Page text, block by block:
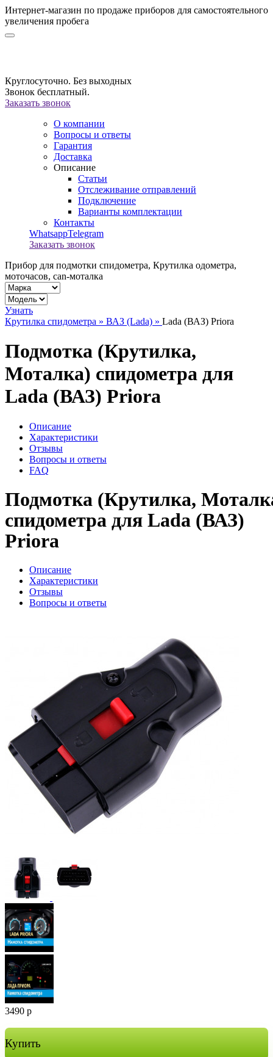
Интернет-магазин по продаже приборов для самостоятельного
увеличения пробега
Круглосуточно. Без выходных
Звонок бесплатный.
Заказать звонок
О компании
Вопросы и ответы
Гарантия
Доставка
Описание
Статьи
Отслеживание отправлений
Подключение
Варианты комплектации
Контакты
WhatsappTelegram
Заказать звонок
Прибор для подмотки спидометра, Крутилка одометра,
моточасов, can-моталка
Узнать
Крутилка спидометра » ВАЗ (Lada) » Lada (ВАЗ) Priora
Подмотка (Крутилка,
Моталка) спидометра для
Lada (ВАЗ) Priora
Описание
Характеристики
Отзывы
Вопросы и ответы
FAQ
Подмотка (Крутилка,
спидометра для Lada (ВАЗ)
Priora
Описание
Характеристики
Отзывы
Вопросы и ответы
3490 р
Купить